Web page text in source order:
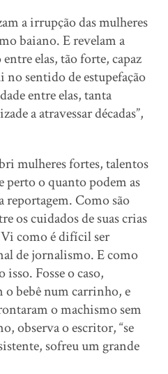
a irrupção das mulheres
baiano. E revelam a
elas, tão forte, capaz
no sentido de estupefação
entre elas, tanta
a atravessar décadas”,
mulheres fortes, talentos
o quanto podem as
reportagem. Como são
os cuidados de suas crias
Vi como é difícil ser
de jornalismo. E como
Fosse o caso,
o bebê num carrinho, e
o machismo sem
observa o escritor, “se
sofreu um grande